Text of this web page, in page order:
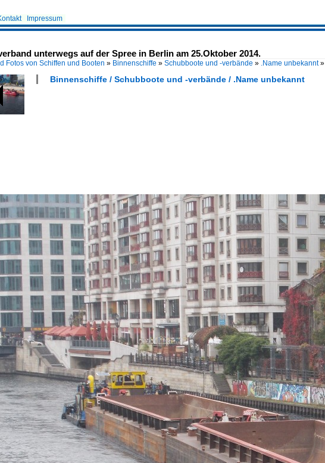
Impressum
unterwegs auf der Spree in Berlin am 25.Oktober 2014.
Fotos von Schiffen und Booten » Binnenschiffe » Schubboote und -verbände » .Name unbekannt»
Binnenschiffe / Schubboote und -verbände / .Name unbekannt